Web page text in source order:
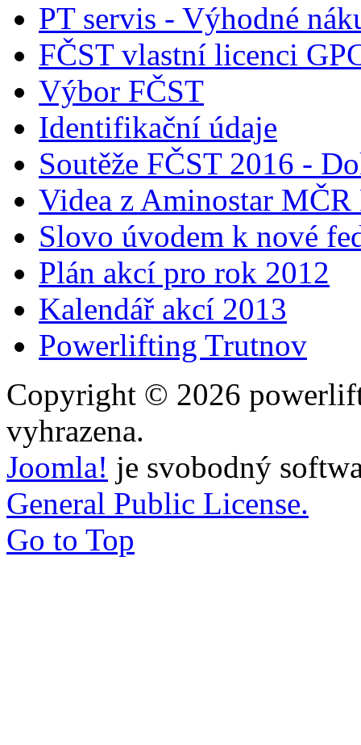
PT servis - Výhodné
FČST vlastní licenci
Výbor FČST
Identifikační údaje
Soutěže FČST 2016 -
Videa z Aminostar MČR
Slovo úvodem k nové
Plán akcí pro rok 2012
Kalendář akcí 2013
Powerlifting Trutnov
Copyright © 2026
vyhrazena.
Joomla! je svobodný
General Public License.
Go to Top